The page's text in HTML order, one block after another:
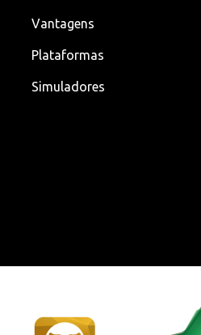
Vantagens
Plataformas
Simuladores